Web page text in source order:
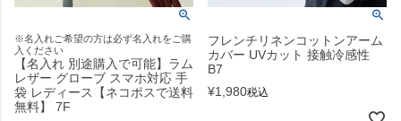
※名入れご希望の方は必ず名入れをご購
入ください
【名入れ 別途購入で可能】ラム
レザー グローブ スマホ対応 手
袋 レディース【ネコポスで送料
無料】 7F
フレンチリネンコットンアーム
カバー UVカット 接触冷感性
B7
¥1,980税込